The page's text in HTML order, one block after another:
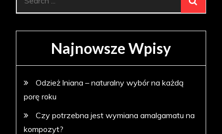
Najnowsze Wpisy
Odzież lniana – naturalny wybór na każdą
porę roku
Czy potrzebna jest wymiana amalgamatu na
kompozyt?